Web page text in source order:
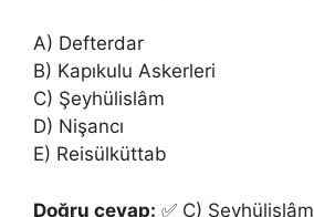
A) Defterdar
B) Kapıkulu Askerleri
C) Şeyhülislâm
D) Nişancı
E) Reisülküttab
Doğru cevap: ✅ C) Şeyhülislâm